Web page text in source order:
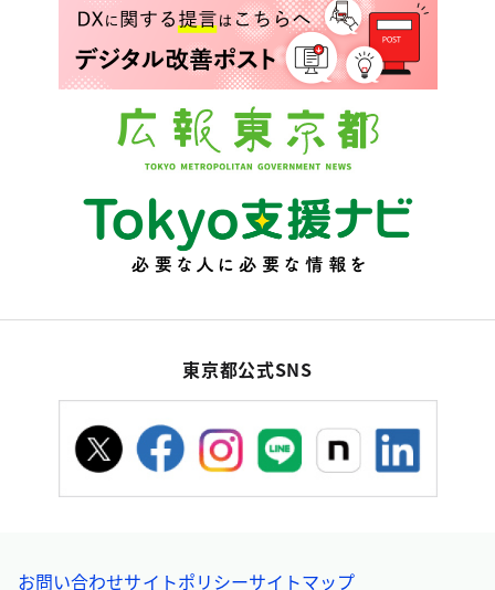
東京都公式SNS
お問い合わせサイトポリシーサイトマップ